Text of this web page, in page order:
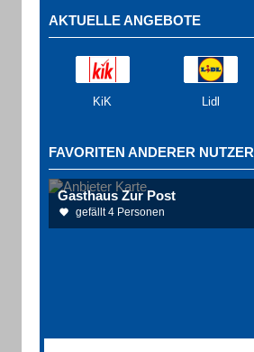
AKTUELLE ANGEBOTE
KiK Lidl
FAVORITEN ANDERER NUTZER
Gasthaus Zur Post
gefällt 4 Personen